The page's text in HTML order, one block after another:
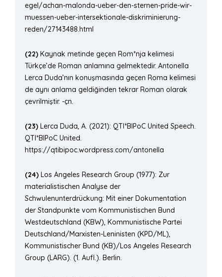
egel/achan-malonda-ueber-den-sternen-pride-wir-
muessen-ueber-intersektionale-diskriminierung-
reden/27143488.html
(22) Kaynak metinde geçen Rom*nja kelimesi
Türkçe’de Roman anlamına gelmektedir. Antonella
Lerca Duda’nın konuşmasında geçen Roma kelimesi
de aynı anlama geldiğinden tekrar Roman olarak
çevrilmiştir. -çn.
(23) Lerca Duda, A. (2021): QTI*BIPoC United Speech.
QTI*BIPoC United.
https://qtibipoc.wordpress.com/antonella
(24) Los Angeles Research Group (1977): Zur
materialistischen Analyse der
Schwulenunterdrückung: Mit einer Dokumentation
der Standpunkte vom Kommunistischen Bund
Westdeutschland (KBW), Kommunistische Partei
Deutschland/Marxisten-Leninisten (KPD/ML),
Kommunistischer Bund (KB)/Los Angeles Research
Group (LARG). (1. Aufl.). Berlin.